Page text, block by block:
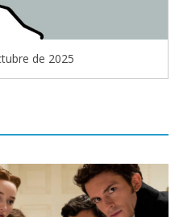
de 2025